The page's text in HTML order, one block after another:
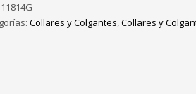
11814G
Collares y Colgantes,Collares y